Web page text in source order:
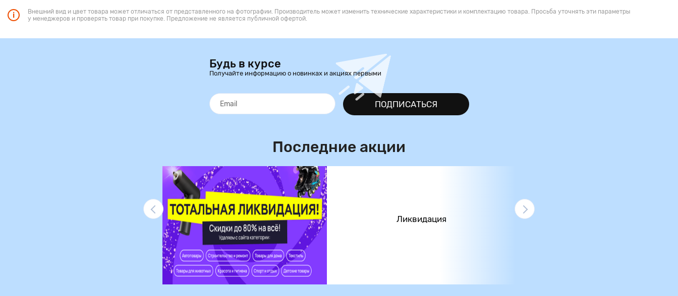
Внешний вид и цвет товара может отличаться от представленного на фотографии. Производитель может изменить технические характеристики и комплектацию товара. Просьба уточнять эти параметры
у менеджеров и проверять товар при покупке. Предложение не является публичной офертой.
Будь в курсе
Получайте информацию о новинках и акциях первыми
ПОДПИСАТЬСЯ
Последние акции
Ликвидация